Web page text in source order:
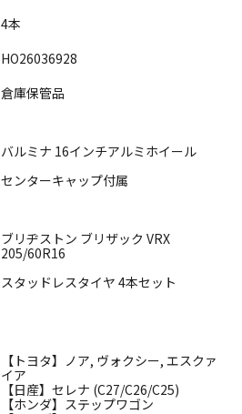
4本
HO26036928
倉庫保管品
バルミナ 16インチアルミホイール
センターキャップ付属
ブリヂストン ブリザック VRX
205/60R16
スタッドレスタイヤ 4本セット
【トヨタ】ノア, ヴォクシー, エスクァ
イア
【日産】セレナ (C27/C26/C25)
【ホンダ】ステップワゴン